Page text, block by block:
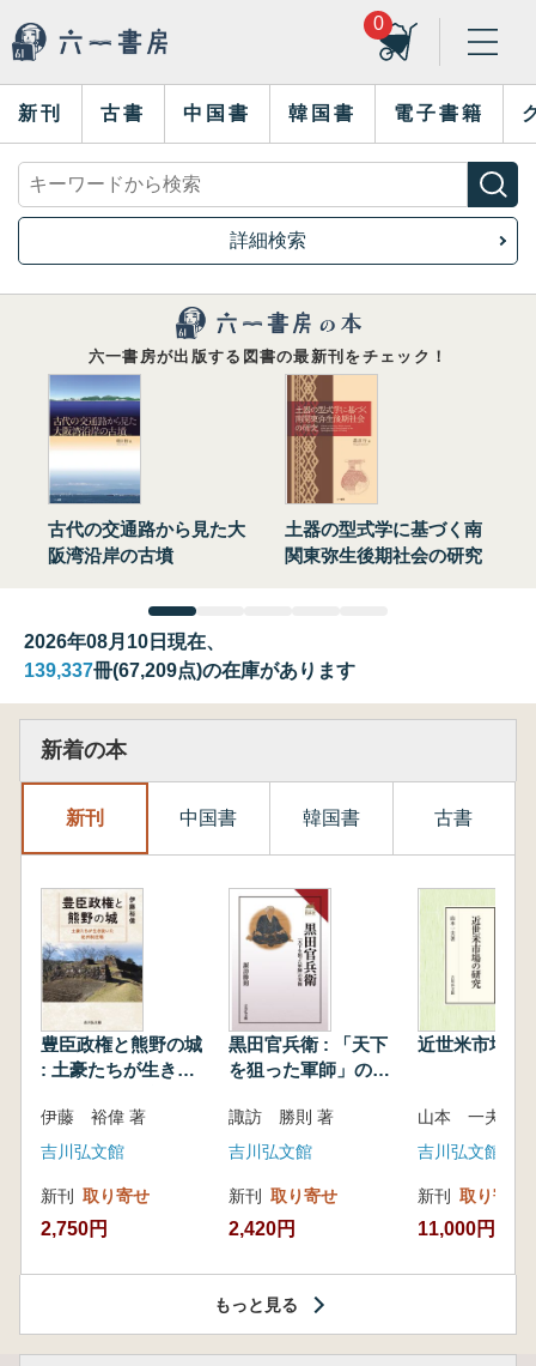
0
新刊 古書 中国書 韓国書 電子書籍
詳細検索
六一書房が出版する図書の最新刊をチェック！
古代の交通路から見た大
阪湾沿岸の古墳
土器の型式学に基づく南
関東弥生後期社会の研究
2026年08月10日現在、
139,337冊(67,209点)の在庫があります
新着の本
新刊 中国書 韓国書 古書
豊臣政権と熊野の城
: 土豪たちが生き抜
伊藤 裕偉 著
吉川弘文館
新刊 取り寄せ
2,750円
黒田官兵衛 : 「天下
を狙った軍師」の実
諏訪 勝則 著
吉川弘文館
新刊 取り寄せ
2,420円
近世米市場の
山本 一夫
吉川弘文館
新刊 取り寄せ
11,000円
もっと見る